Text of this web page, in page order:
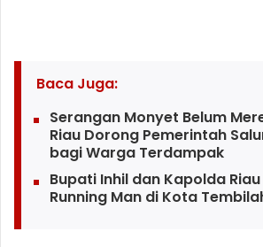
Baca Juga:
Serangan Monyet Belum
Riau Dorong Pemerintah
bagi Warga Terdampak
Bupati Inhil dan Kapolda
Running Man di Kota